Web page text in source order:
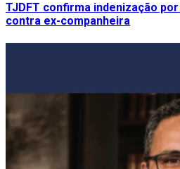
TJDFT confirma indenização
contra ex-companheira